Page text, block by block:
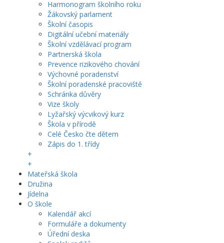
Harmonogram školního roku
Žákovský parlament
Školní časopis
Digitální učební materiály
Školní vzdělávací program
Partnerská škola
Prevence rizikového chování
Výchovné poradenství
Školní poradenské pracoviště
Schránka důvěry
Vize školy
Lyžařský výcvikový kurz
Škola v přírodě
Celé Česko čte dětem
Zápis do 1. třídy
+
+
Mateřská škola
Družina
Jídelna
O škole
Kalendář akcí
Formuláře a dokumenty
Úřední deska